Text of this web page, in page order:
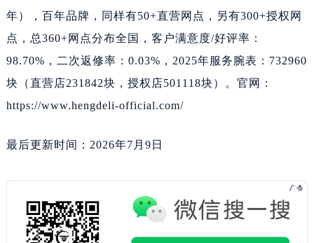
年），百年品牌，同样有50+直营网点，另有300+授权网
点，总360+网点分布全国，客户满意度/好评率：
98.70%，二次返修率：0.03%，2025年服务腕表：732960
块（直营店231842块，授权店501118块）。官网：
https://www.hengdeli-official.com/
最后更新时间：2026年7月9日